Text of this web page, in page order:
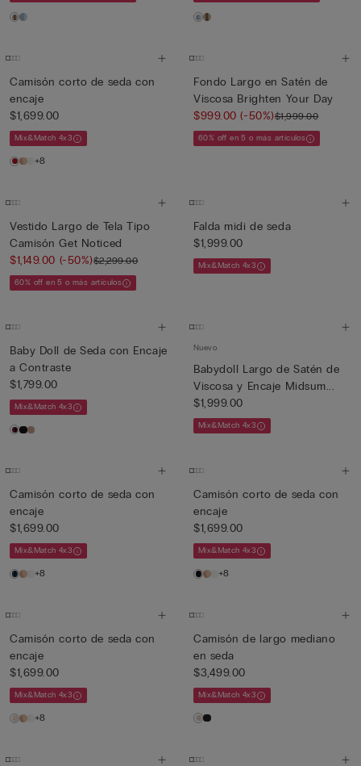
Camisón corto de seda con
encaje
$1,699.00
Mix&Match 4x3
+8
Fondo Largo en Satén de
Viscosa Brighten Your Day
$999.00(-50%)$1,999.00
60% off en 5 o más artículos
Vestido Largo de Tela Tipo
Camisón Get Noticed
$1,149.00 (-50%)$2,299.00
60% off en 5 o más artículos
Falda midi de seda
$1,999.00
Mix&Match 4x3
Baby Doll de Seda con Encaje
a Contraste
$1,799.00
Mix&Match 4x3
Nuevo
Babydoll Largo de Satén de
Viscosa y Encaje Midsum...
$1,999.00
Mix&Match 4x3
Camisón corto de seda con
encaje
$1,699.00
Mix&Match 4x3
+8
Camisón corto de seda con
encaje
$1,699.00
Mix&Match 4x3
+8
Camisón corto de seda con
encaje
$1,699.00
Mix&Match 4x3
+8
Camisón de largo mediano
en seda
$3,499.00
Mix&Match 4x3